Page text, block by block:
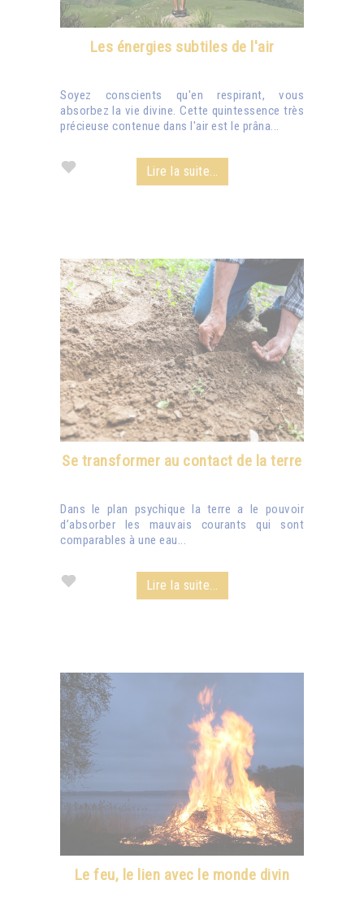
Les énergies subtiles de l'air
Soyez conscients qu'en respirant, vous
absorbez la vie divine. Cette quintessence très
précieuse contenue dans l'air est le prâna...
Lire la suite...
Se transformer au contact de la terre
Dans le plan psychique la terre a le pouvoir
d’absorber les mauvais courants qui sont
comparables à une eau...
Lire la suite...
Le feu, le lien avec le monde divin